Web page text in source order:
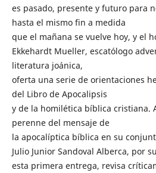
es pasado, presente y futuro para
hasta el mismo fin a medida
que el mañana se vuelve hoy, y el
Ekkehardt Mueller, escatólogo
literatura joánica,
oferta una serie de orientaciones
del Libro de Apocalipsis
y de la homilética bíblica cristiana.
perenne del mensaje de
la apocalíptica bíblica en su
Julio Junior Sandoval Alberca, por
esta primera entrega, revisa